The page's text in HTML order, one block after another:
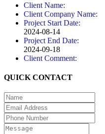
Client Name:
Client Company Name:
Project Start Date:
2024-08-14
Project End Date:
2024-09-18
Client Comment:
QUICK CONTACT